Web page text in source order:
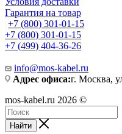
Гарантия на товар
+7 (800) 301-01-15
+7 (800) 301-01-15
+7 (499) 404-36-26
info@mos-kabel.ru
Адрес офиса:г. Москва,
mos-kabel.ru 2026 ©
Найти